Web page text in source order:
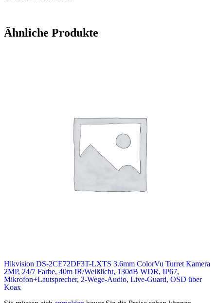
Ähnliche Produkte
Hikvision DS-2CE72DF3T-LXTS 3.6mm ColorVu Turret Kamera
2MP, 24/7 Farbe, 40m IR/Weißlicht, 130dB WDR, IP67,
Mikrofon+Lautsprecher, 2‑Wege‑Audio, Live‑Guard, OSD über
Koax